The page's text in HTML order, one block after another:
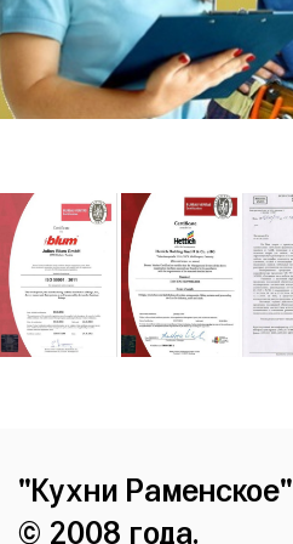
"Кухни Раменское"
© 2008 года.